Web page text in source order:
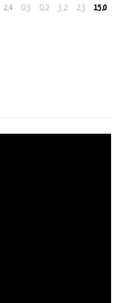
2,4 0,3 0,2 3,2 2,3
15,0